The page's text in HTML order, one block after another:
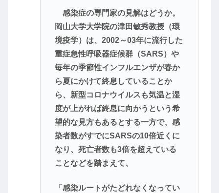
感染症の専門家の見解はどうか。
岡山大学大学院の津田敏秀教授（環
境疫学）は、2002～03年に流行した
重症急性呼吸器症候群（SARS）や
毎年の季節性インフルエンザが春か
ら夏にかけて終息していることか
ら、新型コロナウイルスも気温と湿
度が上がれば終息に向かうという希
望的な見方もあるとする一方で、感
染者数がすでにSARSの10倍近くに
なり、死亡者数も3倍を超えている
ことなどを踏まえて、
「感染ルートがたどれなくなってい